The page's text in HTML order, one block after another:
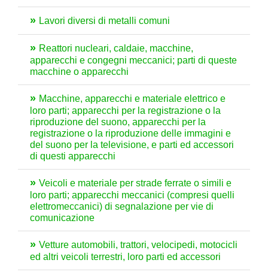
Lavori diversi di metalli comuni
Reattori nucleari, caldaie, macchine,
apparecchi e congegni meccanici; parti di queste
macchine o apparecchi
Macchine, apparecchi e materiale elettrico e
loro parti; apparecchi per la registrazione o la
riproduzione del suono, apparecchi per la
registrazione o la riproduzione delle immagini e
del suono per la televisione, e parti ed accessori
di questi apparecchi
Veicoli e materiale per strade ferrate o simili e
loro parti; apparecchi meccanici (compresi quelli
elettromeccanici) di segnalazione per vie di
comunicazione
Vetture automobili, trattori, velocipedi, motocicli
ed altri veicoli terrestri, loro parti ed accessori